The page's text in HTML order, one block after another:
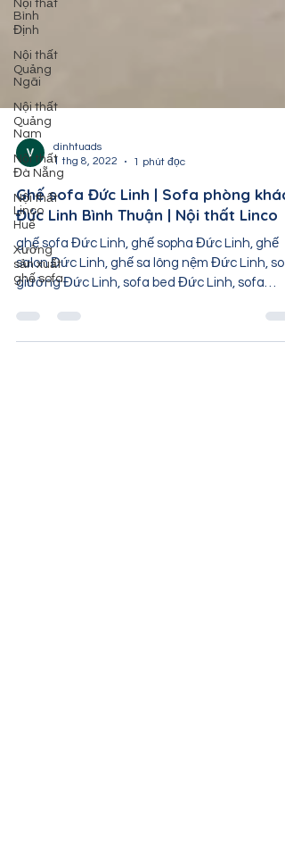
Nội thất
Bình
Định
Nội thất
Quảng
Ngãi
Nội thất
Quảng
Nam
Nội thất
Đà Nẵng
Nội thất
Linco
Huế
Xưởng
sản xuất
ghế sofa
dinhtuads
1 thg 8, 2022
1 phút đọc
Ghế sofa Đức Linh | Sofa phòng
Đức Linh Bình Thuận | Nội thất Linco
ghế sofa Đức Linh, ghế sopha Đức Linh, ghế
giường Đức Linh, sofa bed Đức Linh, sofa